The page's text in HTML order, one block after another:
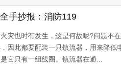
手抄报：消防119
灾也时有发生，这是何故呢?问题不
因此都要配装一只镇流器，用来降低
它只有一组线圈。镇流器在通...